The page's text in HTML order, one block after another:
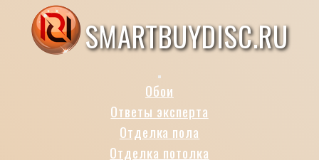
SMARTBUYDISC.RU
Обои
Ответы эксперта
Отделка пола
Отделка потолка